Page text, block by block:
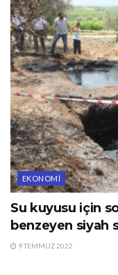
EKONOMI
Su kuyusu için
benzeyen siyah
9 TEMMUZ 2022